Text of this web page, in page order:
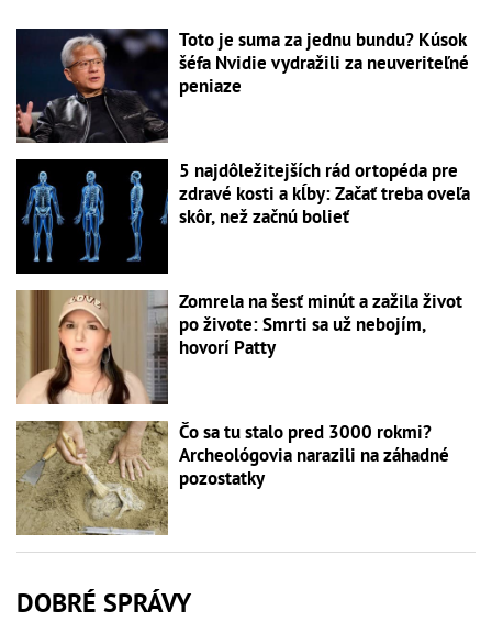
Toto je suma za jednu bundu? Kúsok
šéfa Nvidie vydražili za neuveriteľné
peniaze
5 najdôležitejších rád ortopéda pre
zdravé kosti a kĺby: Začať treba oveľa
skôr, než začnú bolieť
Zomrela na šesť minút a zažila život
po živote: Smrti sa už nebojím,
hovorí Patty
Čo sa tu stalo pred 3000 rokmi?
Archeológovia narazili na záhadné
pozostatky
DOBRÉ SPRÁVY